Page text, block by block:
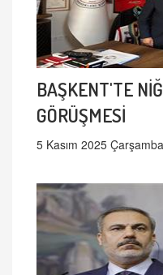
BAŞKENT'TE
GÖRÜŞMESİ
5 Kasım 2025 Çarşamba